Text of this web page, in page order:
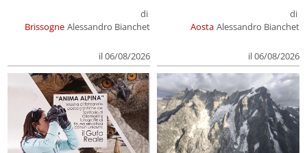
Brissogne
di
Alessandro Bianchet
il 06/08/2026
Aosta
di
Alessandro Bianchet
il 06/08/2026